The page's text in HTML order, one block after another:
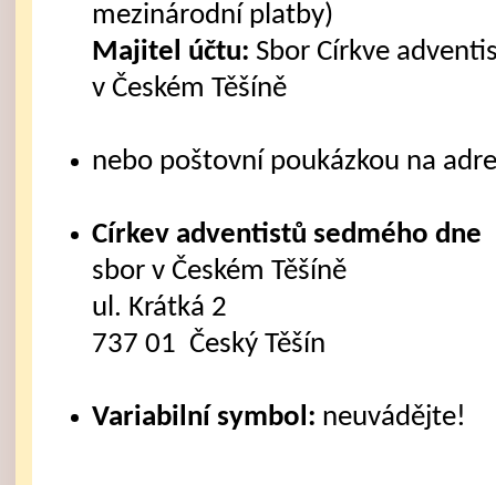
mezinárodní platby)
Majitel účtu: Sbor Církve
v Českém Těšíně
nebo poštovní poukázkou na
Církev adventistů sedmého dne
sbor v Českém Těšíně
ul. Krátká 2
737 01 Český Těšín
Variabilní symbol: neuvádějte!